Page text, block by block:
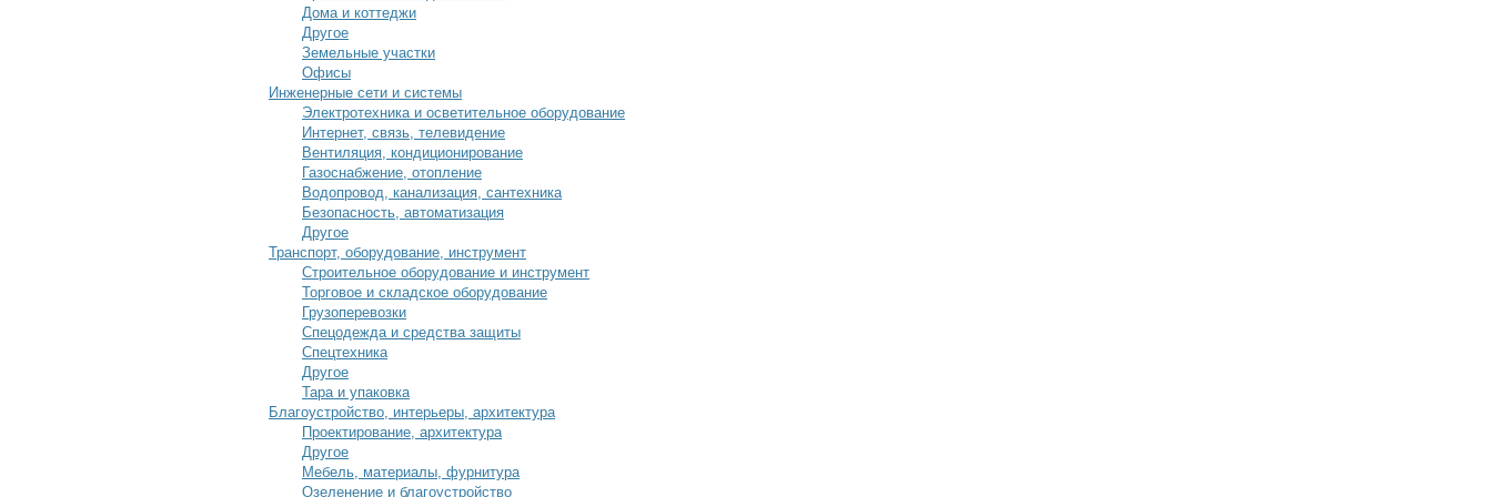
Дома и коттеджи
Другое
Земельные участки
Офисы
Инженерные сети и системы
Электротехника и осветительное оборудование
Интернет, связь, телевидение
Вентиляция, кондиционирование
Газоснабжение, отопление
Водопровод, канализация, сантехника
Безопасность, автоматизация
Другое
Транспорт, оборудование, инструмент
Строительное оборудование и инструмент
Торговое и складское оборудование
Грузоперевозки
Спецодежда и средства защиты
Спецтехника
Другое
Тара и упаковка
Благоустройство, интерьеры, архитектура
Проектирование, архитектура
Другое
Мебель, материалы, фурнитура
Озеленение и благоустройство